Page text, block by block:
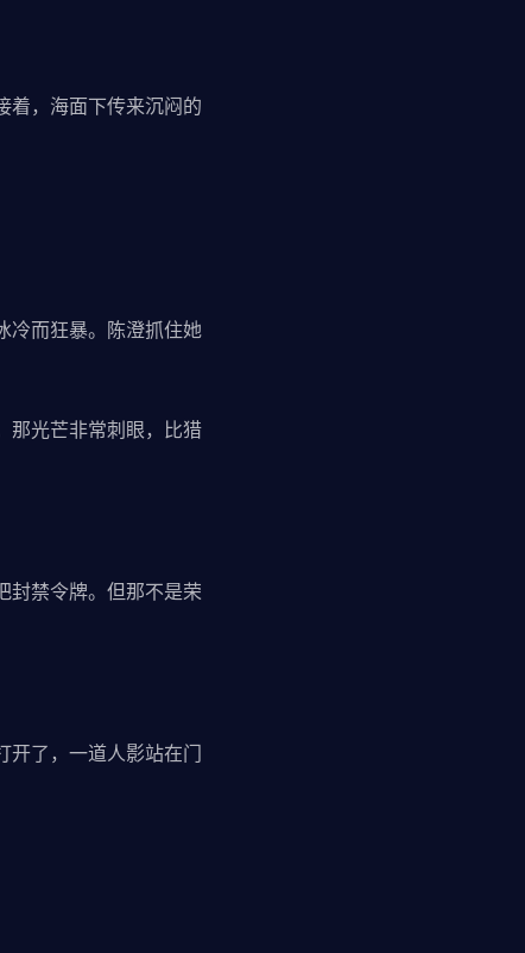
，海面下传来沉闷的
而狂暴。陈澄抓住她
光芒非常刺眼，比猎
禁令牌。但那不是荣
了，一道人影站在门